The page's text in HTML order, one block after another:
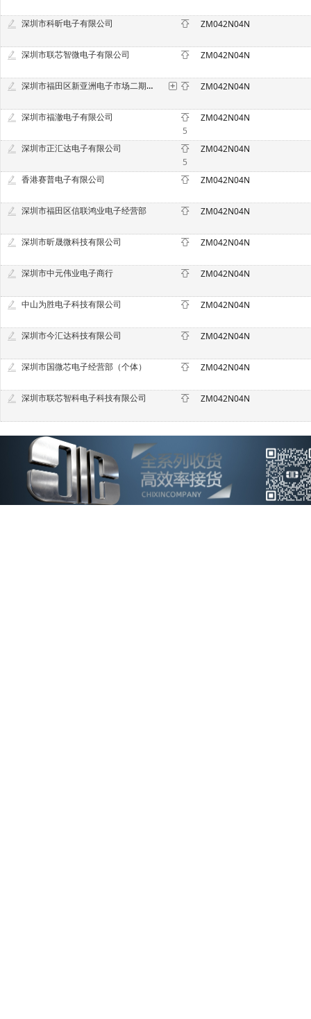
深圳市科昕电子有限公司 ZM042N04N
深圳市联芯智微电子有限公司 ZM042N04N
深圳市福田区新亚洲电子市场二期中元伟业电子商行 ZM042N04N
深圳市福澈电子有限公司
5
ZM042N04N
深圳市正汇达电子有限公司
5
ZM042N04N
香港赛普电子有限公司 ZM042N04N
深圳市福田区信联鸿业电子经营部 ZM042N04N
深圳市昕晟微科技有限公司 ZM042N04N
深圳市中元伟业电子商行 ZM042N04N
中山为胜电子科技有限公司 ZM042N04N
深圳市今汇达科技有限公司 ZM042N04N
深圳市国微芯电子经营部（个体） ZM042N04N
深圳市联芯智科电子科技有限公司 ZM042N04N